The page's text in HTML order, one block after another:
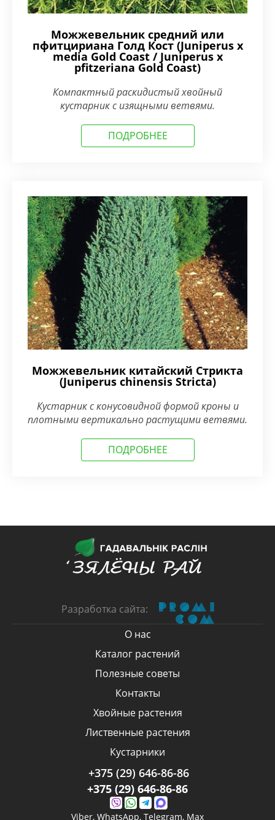
Можжевельник средний или
пфитцириана Голд Кост (Juniperus x
media Gold Coast / Juniperus x
pfitzeriana Gold Coast)
Компактный раскидистый хвойный
кустарник с изящными ветвями.
ПОДРОБНЕЕ
Можжевельник китайский Стрикта
(Juniperus chinensis Stricta)
Кустарник с конусовидной формой кроны и
плотными вертикально растущими ветвями.
ПОДРОБНЕЕ
Разработка сайта:
О нас
Каталог растений
Полезные советы
Контакты
Хвойные растения
Лиственные растения
Кустарники
+375 (29) 646-86-86
+375 (29) 646-86-86
Viber, WhatsApp, Telegram, Max